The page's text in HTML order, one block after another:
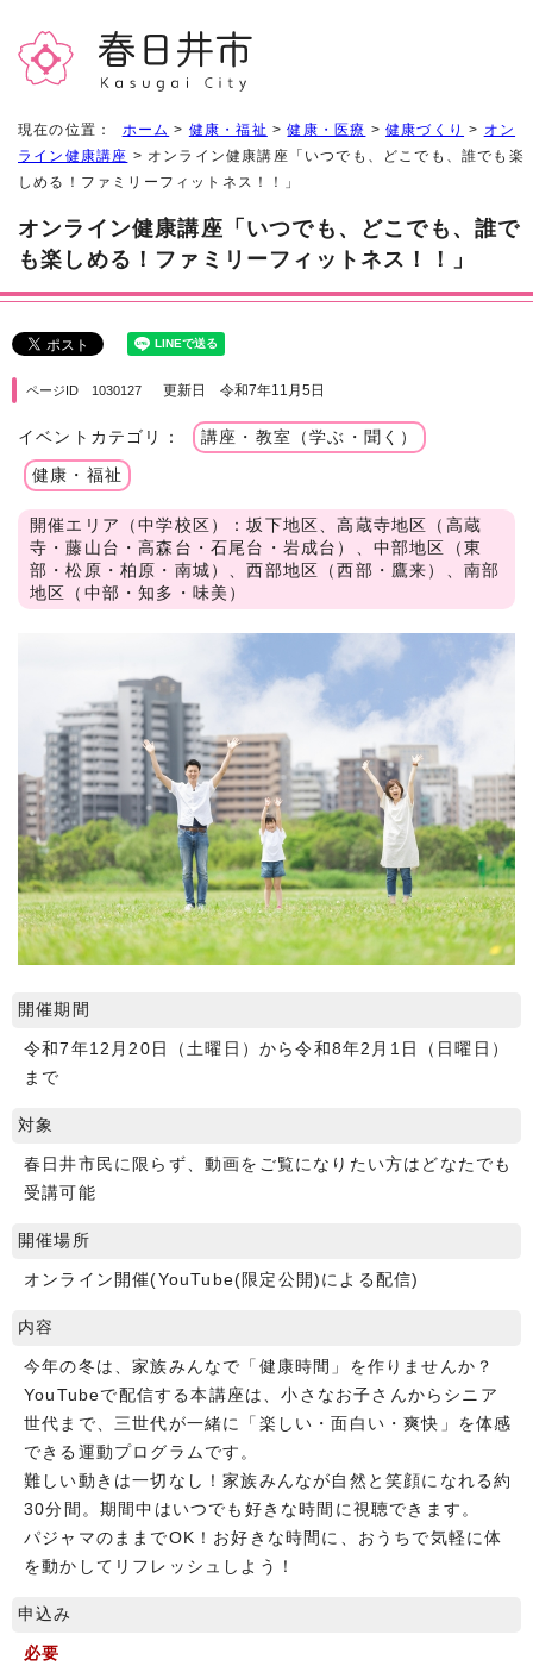
現在の位置： ホーム > 健康・福祉 >健康・医療 >健康づくり > オン
ライン健康講座 > オンライン健康講座「いつでも、どこでも、誰でも楽
しめる！ファミリーフィットネス！！」
オンライン健康講座「いつでも、どこでも、誰で
も楽しめる！ファミリーフィットネス！！」
ページID 1030127 更新日 令和7年11月5日
イベントカテゴリ： 講座・教室（学ぶ・聞く）
健康・福祉
開催エリア（中学校区）：坂下地区、高蔵寺地区（高蔵
寺・藤山台・高森台・石尾台・岩成台）、中部地区（東
部・松原・柏原・南城）、西部地区（西部・鷹来）、南部
地区（中部・知多・味美）
開催期間
令和7年12月20日（土曜日）から令和8年2月1日（日曜日）
まで
対象
春日井市民に限らず、動画をご覧になりたい方はどなたでも
受講可能
開催場所
オンライン開催(YouTube(限定公開)による配信)
内容
今年の冬は、家族みんなで「健康時間」を作りませんか？
YouTubeで配信する本講座は、小さなお子さんからシニア
世代まで、三世代が一緒に「楽しい・面白い・爽快」を体感
できる運動プログラムです。
難しい動きは一切なし！家族みんなが自然と笑顔になれる約
30分間。期間中はいつでも好きな時間に視聴できます。
パジャマのままでOK！お好きな時間に、おうちで気軽に体
を動かしてリフレッシュしよう！
申込み
必要